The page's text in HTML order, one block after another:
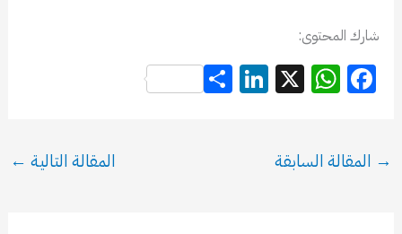
شارك المحتوى:
F
a
e
W
h
s
X
Li
n
S
h
→ المقالة السابقة المقالة التالية ←